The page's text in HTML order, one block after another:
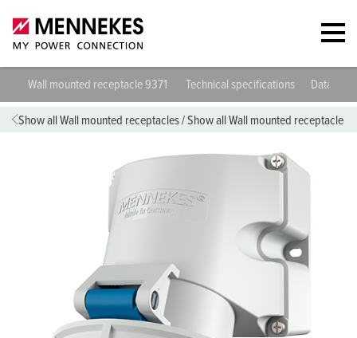
Wall mounted receptacle 9371 Technical specifications
Show all Wall mounted receptacles/Show all Wall mounted receptacle